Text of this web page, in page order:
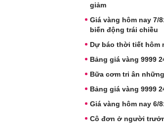
giảm
Giá vàng hôm nay 7/
biến động trái chiều
Dự báo thời tiết hôm
Bảng giá vàng 9999
Bữa cơm tri ân
Bảng giá vàng 9999
Giá vàng hôm nay 6/
Cô đơn ở người